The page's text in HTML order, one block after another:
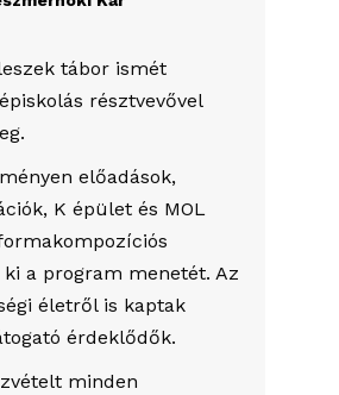
tábor ismét
résztvevővel
előadások,
K épület és MOL
a program menetét. Az
életről is kaptak
érdeklődők.
minden